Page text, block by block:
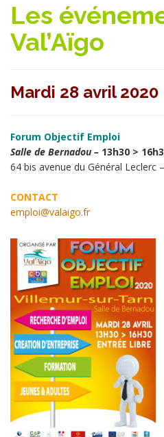
Les
Val’Aïgo
Mardi 28 avril 2020
Forum Objectif Emploi
Salle de Bernadou – 13h30 >
64 bis avenue du Général Leclerc
CONTACT
emploi@valaigo.fr